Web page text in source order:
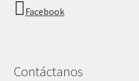
Facebook
Contáctanos